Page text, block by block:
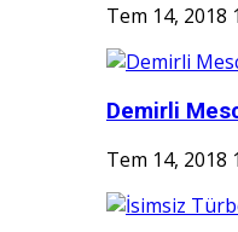
Tem 14, 2018
Demirli
Tem 14, 2018